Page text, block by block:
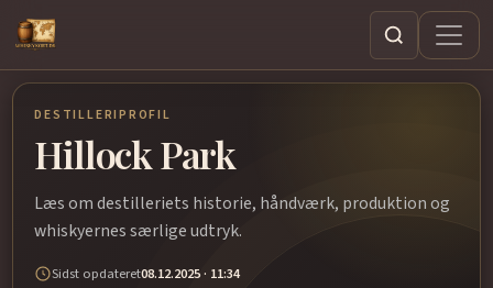
Søg
DESTILLERIPROFIL
Hillock Park
Læs om destilleriets historie, håndværk, produktion og
whiskyernes særlige udtryk.
Sidst opdateret08.12.2025 · 11:34